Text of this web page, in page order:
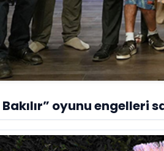
oyunu engelleri